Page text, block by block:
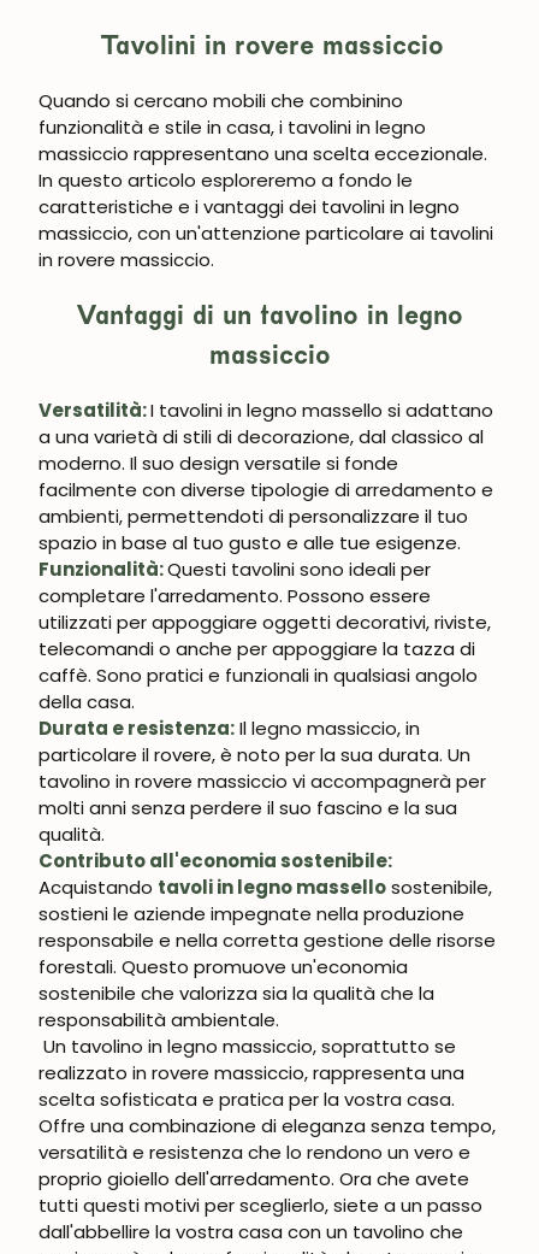
Tavolini in rovere massiccio
Quando si cercano mobili che combinino
funzionalità e stile in casa, i tavolini in legno
massiccio rappresentano una scelta eccezionale.
In questo articolo esploreremo a fondo le
caratteristiche e i vantaggi dei tavolini in legno
massiccio, con un'attenzione particolare ai tavolini
in rovere massiccio.
Vantaggi di un tavolino in legno
massiccio
Versatilità:I tavolini in legno massello si adattano
a una varietà di stili di decorazione, dal classico al
moderno. Il suo design versatile si fonde
facilmente con diverse tipologie di arredamento e
ambienti, permettendoti di personalizzare il tuo
spazio in base al tuo gusto e alle tue esigenze.
Funzionalità:Questi tavolini sono ideali per
completare l'arredamento. Possono essere
utilizzati per appoggiare oggetti decorativi, riviste,
telecomandi o anche per appoggiare la tazza di
caffè. Sono pratici e funzionali in qualsiasi angolo
della casa.
Durata e resistenza:Il legno massiccio, in
particolare il rovere, è noto per la sua durata. Un
tavolino in rovere massiccio vi accompagnerà per
molti anni senza perdere il suo fascino e la sua
qualità.
Contributo all'economia sostenibile:
Acquistando tavoli in legno massellosostenibile,
sostieni le aziende impegnate nella produzione
responsabile e nella corretta gestione delle risorse
forestali. Questo promuove un'economia
sostenibile che valorizza sia la qualità che la
responsabilità ambientale.
Un tavolino in legno massiccio, soprattutto se
realizzato in rovere massiccio, rappresenta una
scelta sofisticata e pratica per la vostra casa.
Offre una combinazione di eleganza senza tempo,
versatilità e resistenza che lo rendono un vero e
proprio gioiello dell'arredamento. Ora che avete
tutti questi motivi per sceglierlo, siete a un passo
dall'abbellire la vostra casa con un tavolino che
COMMUNITY
Ottieni uno sconto del 5%.
Novità e vantaggi riservati agli iscritti.
Iscrivermi